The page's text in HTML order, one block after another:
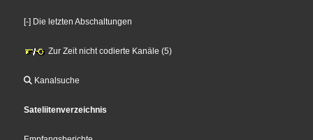
[-] Die letzten Abschaltungen
Zur Zeit nicht codierte Kanäle (5)
Kanalsuche
Sateliitenverzeichnis